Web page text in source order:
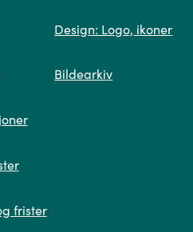
mest relevante
frister
Design: Logo, ikoner
Bildearkiv